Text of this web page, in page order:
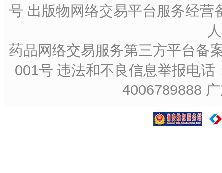
号 出版物网络交易平台服务经营
药品网络交易服务第三方平台备
001号 违法和不良信息举报电话
4006789888